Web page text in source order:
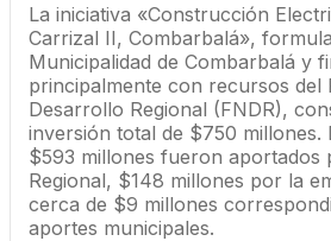
La iniciativa «Construcción
Carrizal II, Combarbalá»,
Municipalidad de Combarbalá y
principalmente con recursos del
Desarrollo Regional (FNDR),
inversión total de $750 millones.
$593 millones fueron aportados
Regional, $148 millones por la
cerca de $9 millones
aportes municipales.